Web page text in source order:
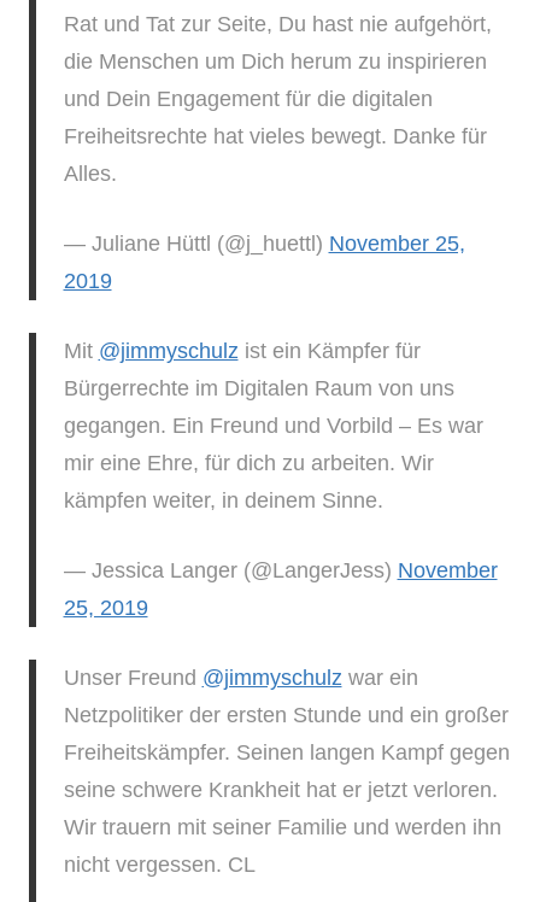
Rat und Tat zur Seite, Du hast nie aufgehört,
die Menschen um Dich herum zu inspirieren
und Dein Engagement für die digitalen
Freiheitsrechte hat vieles bewegt. Danke für
Alles.
— Juliane Hüttl (@j_huettl) November 25,
2019
Mit @jimmyschulz ist ein Kämpfer für
Bürgerrechte im Digitalen Raum von uns
gegangen. Ein Freund und Vorbild – Es war
mir eine Ehre, für dich zu arbeiten. Wir
kämpfen weiter, in deinem Sinne.
— Jessica Langer (@LangerJess) November
25, 2019
Unser Freund @jimmyschulz war ein
Netzpolitiker der ersten Stunde und ein großer
Freiheitskämpfer. Seinen langen Kampf gegen
seine schwere Krankheit hat er jetzt verloren.
Wir trauern mit seiner Familie und werden ihn
nicht vergessen. CL